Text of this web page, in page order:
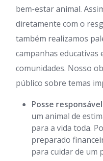
bem-estar animal.
diretamente com o
também realizamos
campanhas educativas
comunidades. Nosso
público sobre temas
Posse
um animal de
para a vida toda.
preparado
para cuidar de um